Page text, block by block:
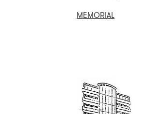
MEMORIAL